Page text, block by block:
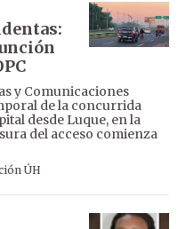
y Comunicaciones
de la concurrida
desde Luque, en la
del acceso comienza
ÚH